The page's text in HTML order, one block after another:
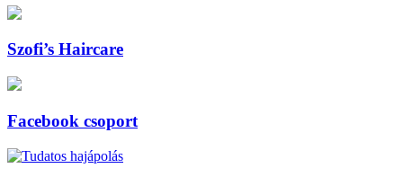
Szofi’s Haircare
Facebook csoport